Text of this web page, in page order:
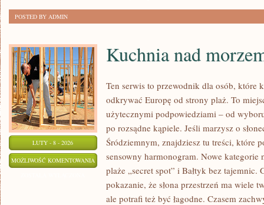
POSTED BY ADMIN
LUTY - 8 - 2026
MOŻLIWOŚĆ KOMENTOWANIA KUCHNIA
NAD
MORZEM
Kuchnia nad
Ten serwis to przewodnik dla osób, które
odkrywać Europę od strony plaż. To
użytecznymi podpowiedziami – od
po rozsądne kąpiele. Jeśli marzysz o
Śródziemnym, znajdziesz tu treści, które
sensowny harmonogram. Nowe
plaże „secret spot” i Bałtyk bez tajemnic.
pokazanie, że słona przestrzeń ma wiele
ale potrafi też być łagodne. Czasem